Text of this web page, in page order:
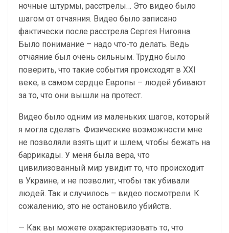
ночные штурмы, расстрелы… Это видео было
шагом от отчаяния. Видео было записано
фактически после расстрела Сергея Нигояна.
Было понимание – надо что-то делать. Ведь
отчаяние был очень сильным. Трудно было
поверить, что такие события происходят в XXI
веке, в самом сердце Европы – людей убивают
за то, что они вышли на протест.
Видео было одним из маленьких шагов, который
я могла сделать. Физические возможности мне
не позволяли взять щит и шлем, чтобы бежать на
баррикады. У меня была вера, что
цивилизованный мир увидит то, что происходит
в Украине, и не позволит, чтобы так убивали
людей. Так и случилось – видео посмотрели. К
сожалению, это не остановило убийств.
— Как вы можете охарактеризовать то, что